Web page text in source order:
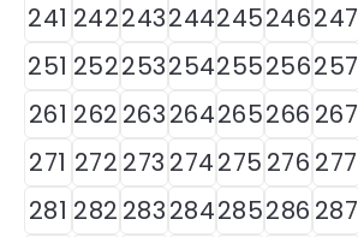
241 242243244245246247
251 252253254255256257
261 262 263264265266 267
271 272 273 274275 276 277
281 282 283284285286 287